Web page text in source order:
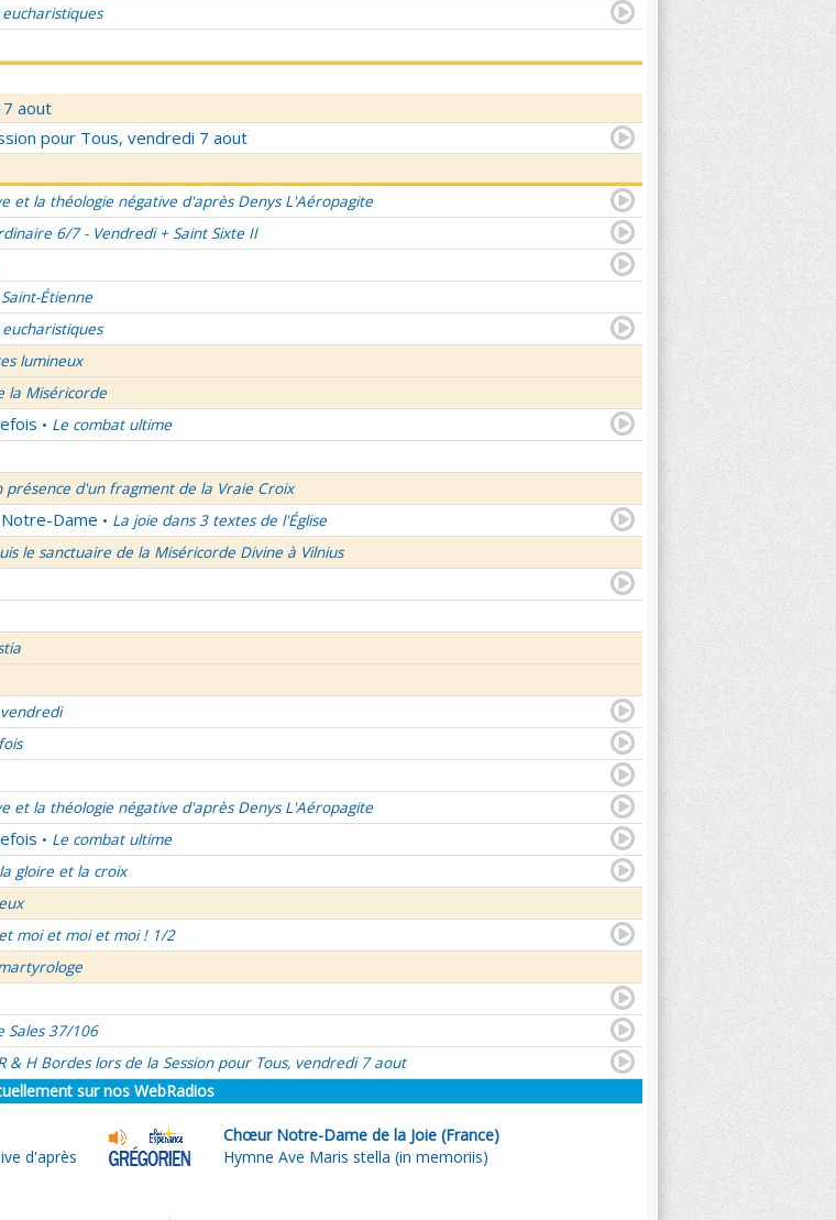
aout
pour Tous, vendredi 7 aout
et la théologie négative d'après Denys L'Aéropagite
6/7 - Vendredi + Saint Sixte II
Étienne
lumineux
la Miséricorde
• Le combat ultime
d'un fragment de la Vraie Croix
Dame • La joie dans 3 textes de l'Église
le sanctuaire de la Miséricorde Divine à Vilnius
et la théologie négative d'après Denys L'Aéropagite
• Le combat ultime
gloire et la croix
moi et moi et moi ! 1/2
Sales 37/106
& H Bordes lors de la Session pour Tous, vendredi 7 aout
sur nos WebRadios
d'après
Chœur Notre-Dame de la Joie (France)
Hymne Ave Maris stella (in memoriis)